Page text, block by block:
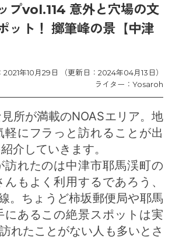
プvol.114 意外と穴場の文
ット！ 擲筆峰の景【中津
2021年10月29日 （更新日：2024年04月13日）
ライター：Yosaroh
所が満載のNOASエリア。地
軽にフラっと訪れることが出
介していきます。
訪れたのは中津市耶馬渓町の
もよく利用するであろう、
。ちょうど柿坂郵便局や耶馬
にあるこの絶景スポットは実
れたことがない人も多いとさ